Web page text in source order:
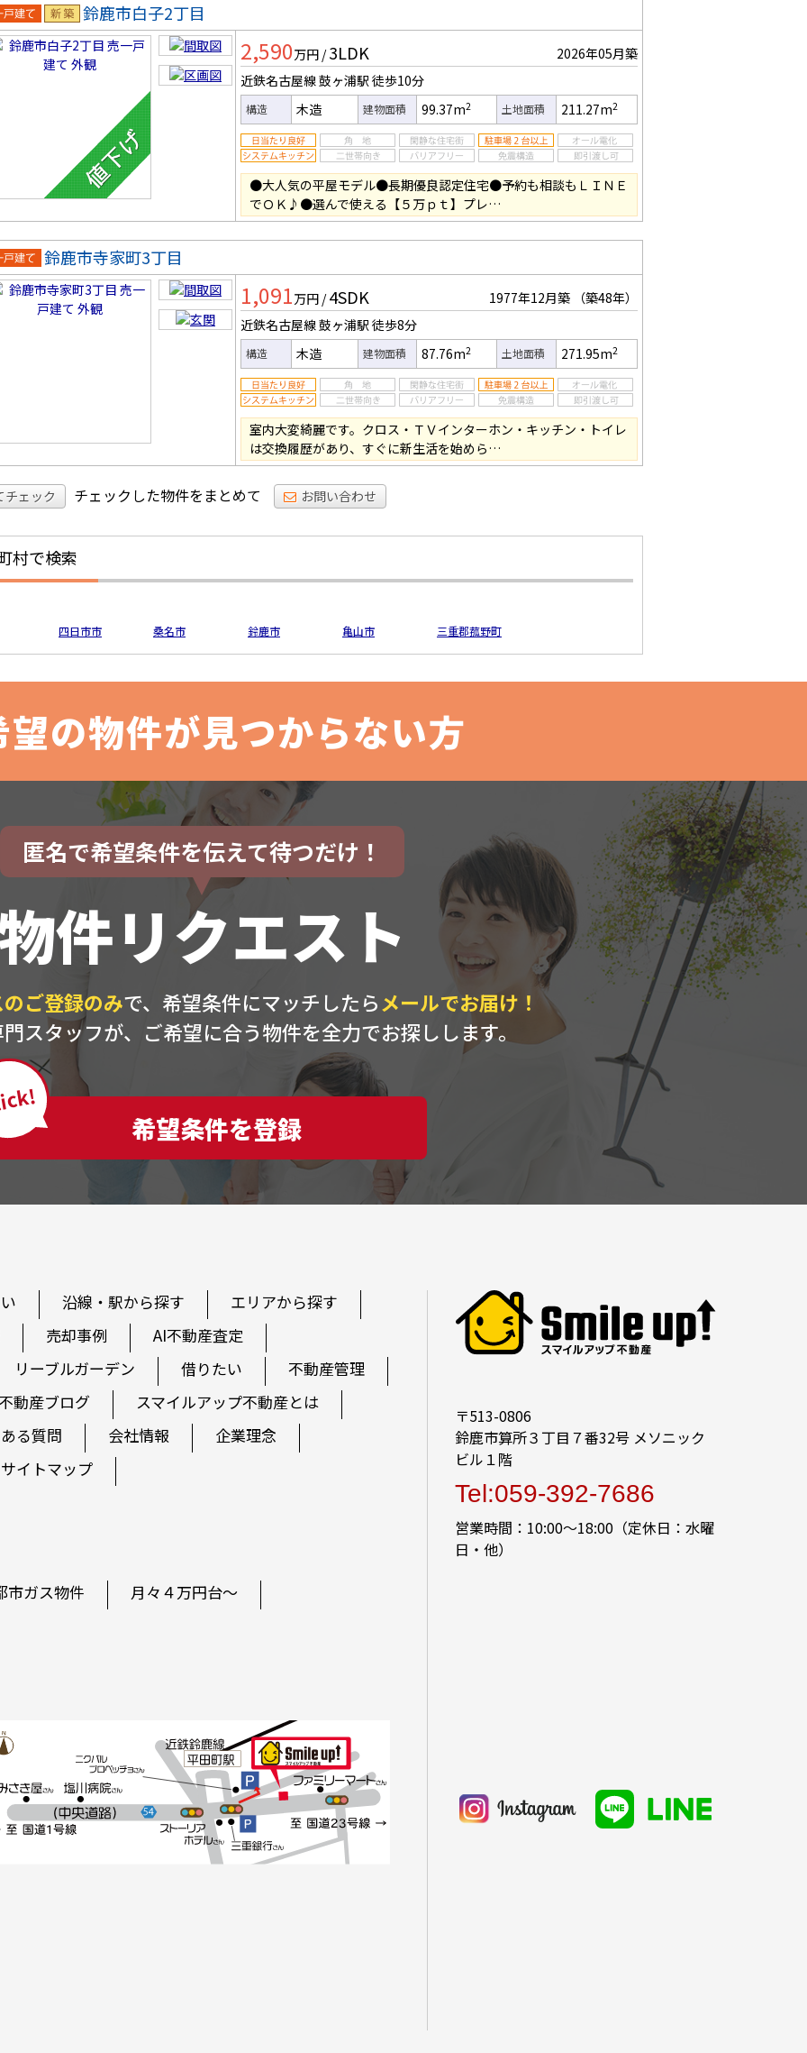
戸建 新築
鈴鹿市白子2丁目
2,590万円 / 3LDK
2026年05月築
近鉄名古屋線 鼓ヶ浦駅 徒歩10分
構造 木造 建物面積 99.37m2 土地面積 211.27m2
●大人気の平屋モデル●長期優良認定住宅●予約も相談もＬＩＮＥ
でＯＫ♪●選んで使える【５万ｐｔ】プレ…
戸建
鈴鹿市寺家町3丁目
1,091万円 / 4SDK 1977年12月築
（築48年）
近鉄名古屋線 鼓ヶ浦駅 徒歩8分
構造 木造 建物面積 87.76m2 土地面積 271.95m2
室内大変綺麗です。クロス・ＴＶインターホン・キッチン・トイレ
は交換履歴があり、すぐに新生活を始めら…
チェック チェックした物件をまとめて お問い合わせ
村で検索
四日市市 桑名市 鈴鹿市 亀山市 三重郡菰野町
望の物件が見つからない方
匿名で希望条件を伝えて待つだけ！
件リクエスト
ご登録のみで、希望条件にマッチしたらメールでお届け！
スタッフが、ご希望に合う物件を全力でお探しします。
希望条件を登録
沿線・駅から探す
エリアから探す
売却事例
AI不動産査定
リーブルガーデン 借りたい
不動産管理
動産ブログ
スマイルアップ不動産とは
る質問 会社情報
企業理念
サイトマップ
市ガス物件
月々４万円台～
〒513-0806
鈴鹿市算所３丁目７番32号 メソニック
ビル１階
Tel:059-392-7686
営業時間：10:00～18:00（定休日：水曜
日・他）